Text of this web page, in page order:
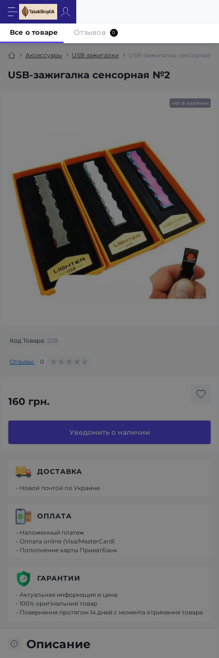
Аксессуары USB зажигалки USB-зажигалка сенсорная
USB-зажигалка сенсорная №2
Все о товаре Отзывов 0
нет в наличии
Код Товара: 228
Отзывы: 0
160 грн.
Уведомить о наличии
Описание
ДОСТАВКА
- Новой почтой по Украине
ОПЛАТА
- Наложенный платеж
- Оплата online (Visa/MasterCard)
- Пополнение карты ПриватБанк
ГАРАНТИИ
- Актуальная информация и цена
- 100% оригінальний товар
- Повернення протягом 14 дней с момента отримання товара